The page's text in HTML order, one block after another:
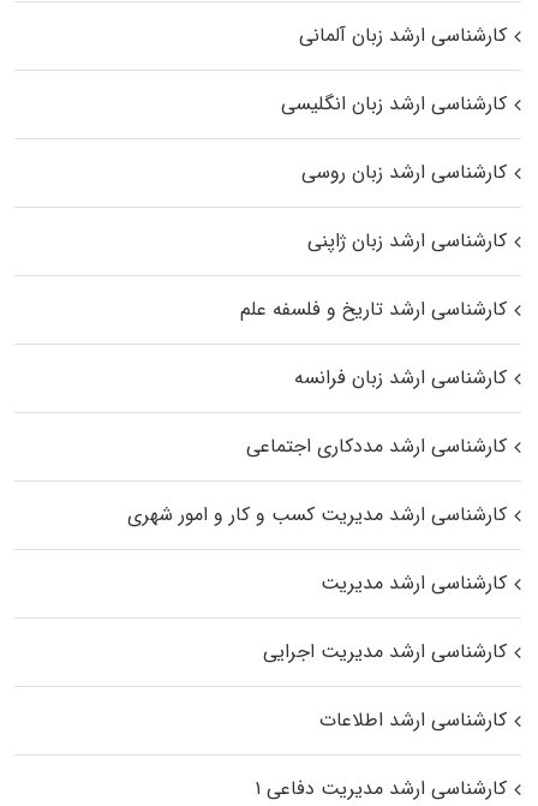
کارشناسی ارشد زبان آلمانی
کارشناسی ارشد زبان انگلیسی
کارشناسی ارشد زبان روسی
کارشناسی ارشد زبان ژاپنی
کارشناسی ارشد تاریخ و فلسفه علم
کارشناسی ارشد زبان فرانسه
کارشناسی ارشد مددکاری اجتماعی
کارشناسی ارشد مدیریت کسب و کار و امور شهری
کارشناسی ارشد مدیریت
کارشناسی ارشد مدیریت اجرایی
کارشناسی ارشد اطلاعات
کارشناسی ارشد مدیریت دفاعی ۱